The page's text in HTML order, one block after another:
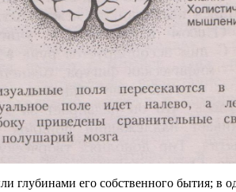
глубинами его собственного бытия; в